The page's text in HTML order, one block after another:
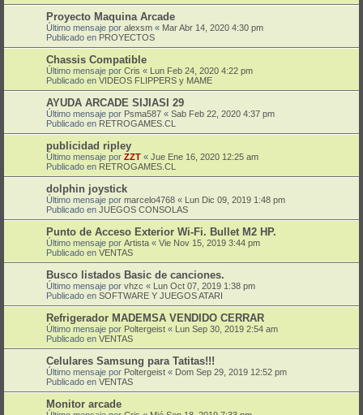
Proyecto Maquina Arcade
Último mensaje por alexsm « Mar Abr 14, 2020 4:30 pm
Publicado en PROYECTOS
Chassis Compatible
Último mensaje por Cris « Lun Feb 24, 2020 4:22 pm
Publicado en VIDEOS FLIPPERS y MAME
AYUDA ARCADE SIJIASI 29
Último mensaje por Psma587 « Sab Feb 22, 2020 4:37 pm
Publicado en RETROGAMES.CL
publicidad ripley
Último mensaje por ZZT « Jue Ene 16, 2020 12:25 am
Publicado en RETROGAMES.CL
dolphin joystick
Último mensaje por marcelo4768 « Lun Dic 09, 2019 1:48 pm
Publicado en JUEGOS CONSOLAS
Punto de Acceso Exterior Wi-Fi. Bullet M2 HP.
Último mensaje por Artista « Vie Nov 15, 2019 3:44 pm
Publicado en VENTAS
Busco listados Basic de canciones.
Último mensaje por vhzc « Lun Oct 07, 2019 1:38 pm
Publicado en SOFTWARE Y JUEGOS ATARI
Refrigerador MADEMSA VENDIDO CERRAR
Último mensaje por Poltergeist « Lun Sep 30, 2019 2:54 am
Publicado en VENTAS
Celulares Samsung para Tatitas!!!
Último mensaje por Poltergeist « Dom Sep 29, 2019 12:52 pm
Publicado en VENTAS
Monitor arcade